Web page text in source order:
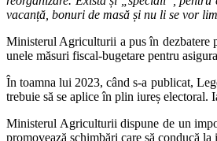
vacanță, bonuri de masă și nu li se vor
Ministerul Agriculturii a pus în dezbatere
unele măsuri fiscal-bugetare pentru
În toamna lui 2023, când s-a publicat,
trebuie să se aplice în plin iureș electoral.
Ministerul Agriculturii dispune de un
promovează schimbări care să conducă